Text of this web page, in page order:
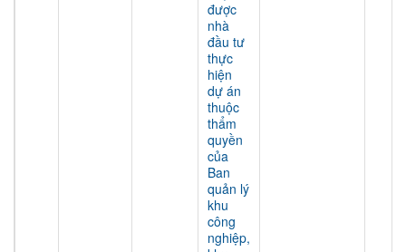
được
nhà
đầu tư
thực
hiện
dự án
thuộc
thẩm
quyền
của
Ban
quản lý
khu
công
nghiệp,